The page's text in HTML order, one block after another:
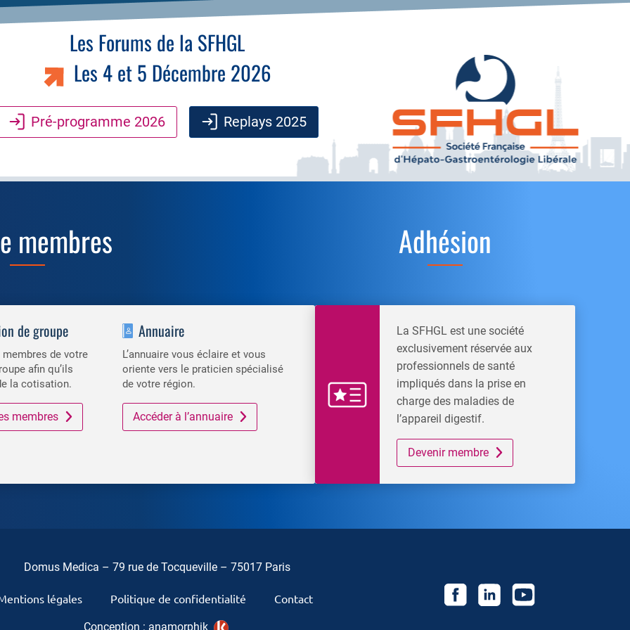
Les Forums de la SFHGL
Les 4 et 5 Décembre 2026
Pré-programme 2026 Replays 2025
membres
de groupe
de votre
afin qu’ils
la cotisation.
membres
Annuaire
L’annuaire vous éclaire et vous
oriente vers le praticien spécialisé
de votre région.
Accéder à l’annuaire
Adhésion
La SFHGL est une société
exclusivement réservée aux
professionnels de santé
impliqués dans la prise en
charge des maladies de
l’appareil digestif.
Devenir membre
Domus Medica – 79 rue de Tocqueville – 75017 Paris
légales Politique de confidentialité Contact
Conception : anamorphik